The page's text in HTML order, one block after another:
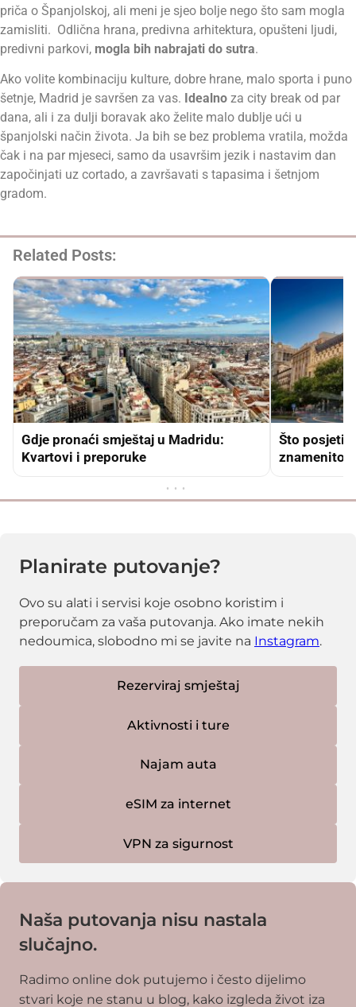
priča o Španjolskoj, ali meni je sjeo bolje nego što sam mogla
zamisliti. Odlična hrana, predivna arhitektura, opušteni ljudi,
predivni parkovi, mogla bih nabrajati do sutra.
Ako volite kombinaciju kulture, dobre hrane, malo sporta i puno
šetnje, Madrid je savršen za vas. Idealno za city break od par
dana, ali i za dulji boravak ako želite malo dublje ući u
španjolski način života. Ja bih se bez problema vratila, možda
čak i na par mjeseci, samo da usavršim jezik i nastavim dan
započinjati uz cortado, a završavati s tapasima i šetnjom
gradom.
Related Posts:
Gdje pronaći smještaj u Madridu:
Kvartovi i preporuke
Što
Planirate putovanje?
Ovo su alati i servisi koje osobno koristim i
preporučam za vaša putovanja. Ako imate nekih
nedoumica, slobodno mi se javite na Instagram.
Rezerviraj smještaj
Aktivnosti i ture
Najam auta
eSIM za internet
VPN za sigurnost
Naša putovanja nisu nastala
slučajno.
Radimo online dok putujemo i često dijelimo
stvari koje ne stanu u blog, kako izgleda život iza